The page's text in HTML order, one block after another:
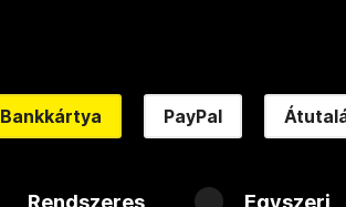
Bankkártya PayPal
Rendszeres Egyszeri